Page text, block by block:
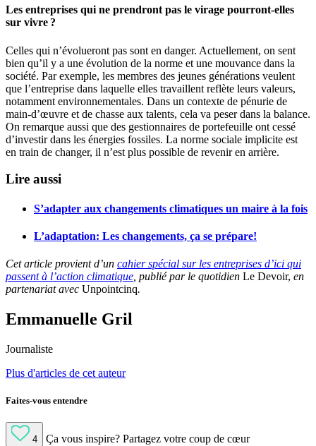
Les entreprises qui ne prendront pas le virage pourront-elles
sur vivre ?
Celles qui n’évolueront pas sont en danger. Actuellement, on sent
bien qu’il y a une évolution de la norme et une mouvance dans la
société. Par exemple, les membres des jeunes générations veulent
que l’entreprise dans laquelle elles travaillent reflète leurs valeurs,
notamment environnementales. Dans un contexte de pénurie de
main-d’œuvre et de chasse aux talents, cela va peser dans la balance.
On remarque aussi que des gestionnaires de portefeuille ont cessé
d’investir dans les énergies fossiles. La norme sociale implicite est
en train de changer, il n’est plus possible de revenir en arrière.
Lire aussi
S’adapter aux changements climatiques un maire à la fois
L’adaptation: Les changements, ça se prépare!
Cet article provient d’un cahier spécial sur les entreprises d’ici qui
passent à l’action climatique , publié par le quotidien Le Devoir, en
partenariat avec Unpointcinq.
Emmanuelle Gril
Journaliste
Plus d'articles de cet auteur
Faites-vous entendre
4 Ça vous inspire? Partagez votre coup de cœur